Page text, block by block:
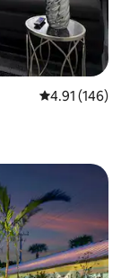
औसत रेटिंग 5 में से
4.91 (146)